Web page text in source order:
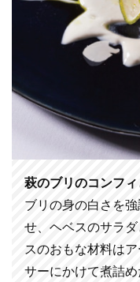
萩のブリのコンフ
ブリの身の白さを
せ、ヘベスのサラ
スのおもな材料は
サーにかけて煮詰